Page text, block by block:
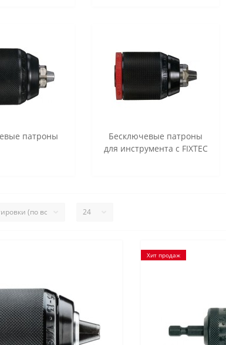
патроны
Бесключевые патроны
для инструмента с FIXTEC
Хит продаж